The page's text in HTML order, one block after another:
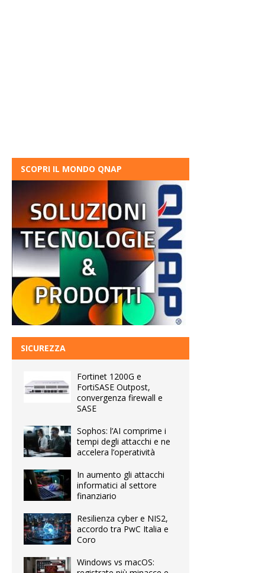
SCOPRI IL MONDO QNAP
SICUREZZA
Fortinet 1200G e
FortiSASE Outpost,
convergenza firewall e
SASE
Sophos: l’AI comprime i
tempi degli attacchi e ne
accelera l’operatività
In aumento gli attacchi
informatici al settore
finanziario
Resilienza cyber e NIS2,
accordo tra PwC Italia e
Coro
Windows vs macOS: